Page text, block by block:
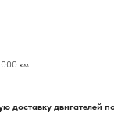
000 км
доставку двигателей